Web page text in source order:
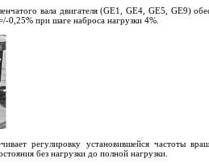
вала двигателя (GE1, GE4, GE5, GE9)
0,25% при шаге наброса нагрузки 4%.
регулировку установившейся частоты
без нагрузки до полной нагрузки.